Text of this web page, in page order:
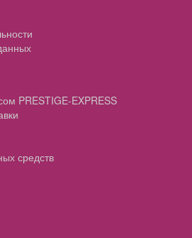
PRESTIGE-EXPRESS
средств